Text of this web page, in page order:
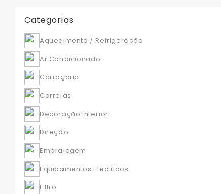
Categorias
Aquecimento / Refrigeração
Ar Condicionado
Carroçaria
Correias
Decoração Interior
Direção
Embraiagem
Equipamentos Eléctricos
Filtro